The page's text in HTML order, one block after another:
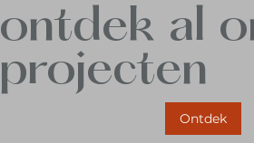
ontdek al
projecten
Ontdek